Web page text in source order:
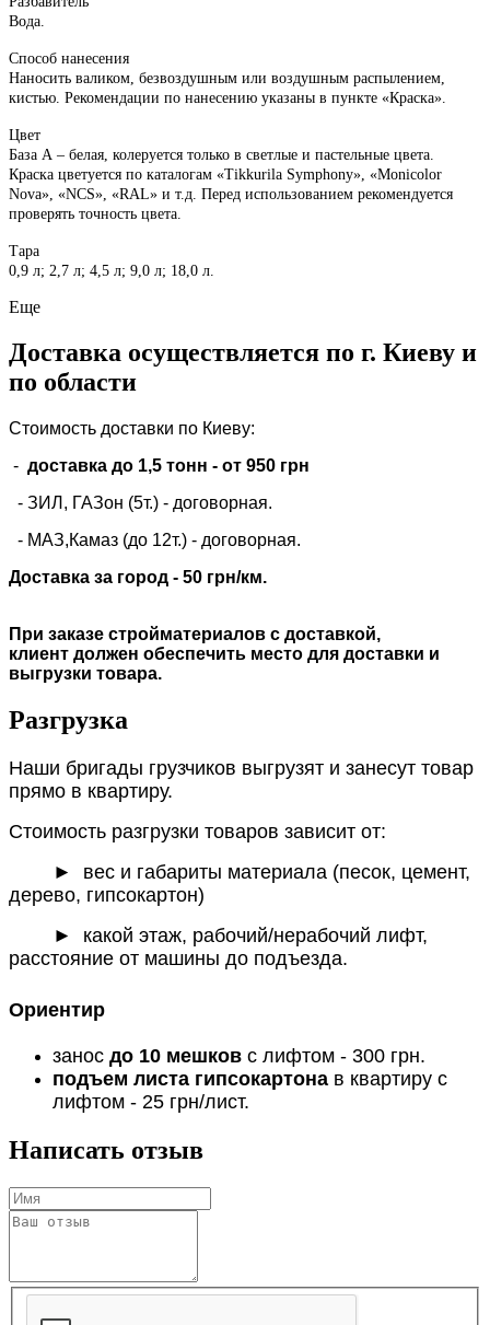
Вода.
Способ нанесения
Наносить валиком, безвоздушным или воздушным распылением,
кистью. Рекомендации по нанесению указаны в пункте «Краска».
Цвет
База А – белая, колеруется только в светлые и пастельные цвета.
Краска цветуется по каталогам «Tikkurila Symphony», «Monicolor
Nova», «NCS», «RAL» и т.д. Перед использованием рекомендуется
проверять точность цвета.
Тара
0,9 л; 2,7 л; 4,5 л; 9,0 л; 18,0 л.
Еще
Доставка осуществляется по г. Киеву и
по области
Стоимость доставки по Киеву:
- доставка до 1,5 тонн - от 950 грн
- ЗИЛ, ГАЗон (5т.) - договорная.
- МАЗ,Камаз (до 12т.) - договорная.
Доставка за город - 50 грн/км.
При заказе стройматериалов с доставкой,
клиент должен обеспечить место для доставки и
выгрузки товара.
Разгрузка
Наши бригады грузчиков выгрузят и занесут товар
прямо в квартиру.
Стоимость разгрузки товаров зависит от:
►
вес и габариты материала (песок, цемент,
дерево, гипсокартон)
► какой этаж, рабочий/нерабочий лифт,
расстояние от машины до подъезда.
Ориентир
занос до 10 мешков с лифтом - 300 грн.
подъем листа гипсокартона в квартиру с
лифтом - 25 грн/лист.
Написать отзыв